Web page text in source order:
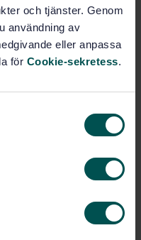
och tjänster. Genom
användning av
eller anpassa
för Cookie-sekretess.
- Säkerhet
1 420 SEK
Fler alternativ